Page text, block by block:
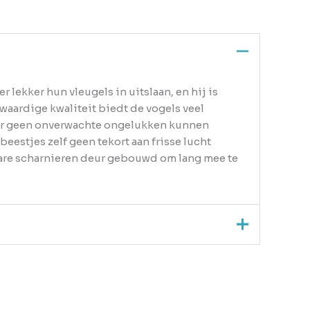
lekker hun vleugels in uitslaan, en hij is
kwaliteit biedt de vogels veel
geen onverwachte ongelukken kunnen
zelf geen tekort aan frisse lucht
scharnieren deur gebouwd om lang mee te